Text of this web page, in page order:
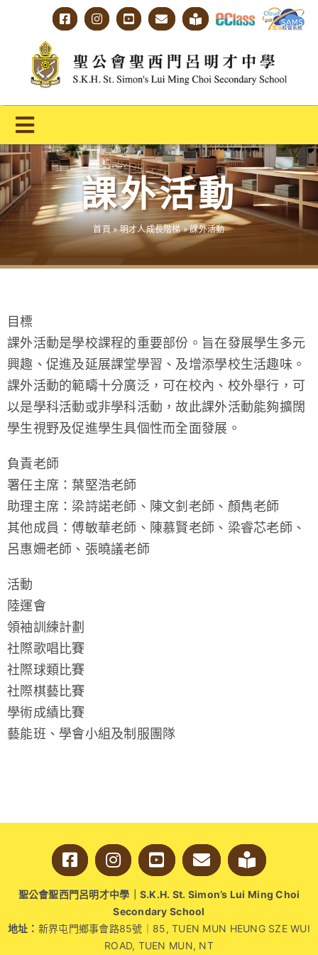
content
Toggle
Navigation
主頁
學校概覽
明才人學習藍圖
明才人成長階梯
教師專業社群
學生成就與學校活動
我們的聯繫
入學資訊
下載區
課外活動
首頁»明才人成長階梯»課外活動
目標
課外活動是學校課程的重要部份。旨在發展學生多元
興趣、促進及延展課堂學習、及增添學校生活趣味。
課外活動的範疇十分廣泛，可在校內、校外舉行，可
以是學科活動或非學科活動，故此課外活動能夠擴闊
學生視野及促進學生具個性而全面發展。
負責老師
署任主席：葉堅浩老師
助理主席：梁詩諾老師、陳文釗老師、顏雋老師
其他成員：傅敏華老師、陳慕賢老師、梁睿芯老師、
呂惠姍老師、張曉議老師
活動
陸運會
領袖訓練計劃
社際歌唱比賽
社際球類比賽
社際棋藝比賽
學術成績比賽
藝能班、學會小組及制服團隊
聖公會聖西門呂明才中學｜S.K.H. St. Simon’s Lui Ming Choi
Secondary School
地址： 新界屯門鄉事會路85號｜85, TUEN MUN HEUNG SZE WUI
ROAD, TUEN MUN, NT